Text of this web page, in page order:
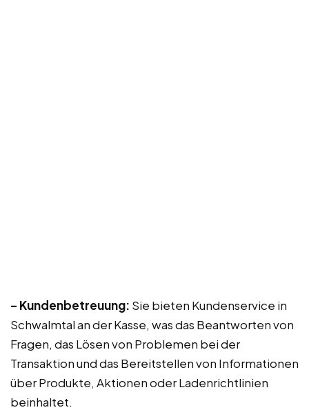
– Kundenbetreuung: Sie bieten Kundenservice in
Schwalmtal an der Kasse, was das Beantworten von
Fragen, das Lösen von Problemen bei der
Transaktion und das Bereitstellen von Informationen
über Produkte, Aktionen oder Ladenrichtlinien
beinhaltet.